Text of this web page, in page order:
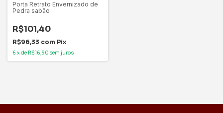
Porta Retrato Envernizado de
Pedra sabão
R$101,40
R$96,33 com Pix
6 xde R$16,90 sem juros